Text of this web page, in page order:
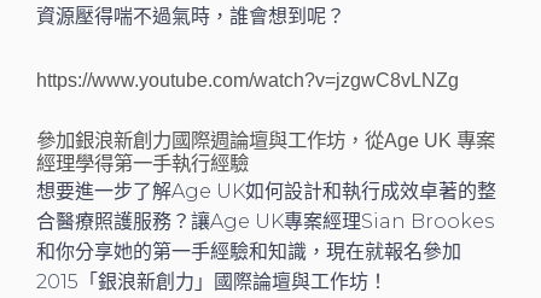
資源壓得喘不過氣時，誰會想到呢？
https://www.youtube.com/watch?v=jzgwC8vLNZg
參加銀浪新創力國際週論壇與工作坊，從Age UK 專案
經理學得第一手執行經驗
想要進一步了解Age UK如何設計和執行成效卓著的整
合醫療照護服務？讓Age UK專案經理Sian Brookes
和你分享她的第一手經驗和知識，現在就報名參加
2015「銀浪新創力」國際論壇與工作坊！